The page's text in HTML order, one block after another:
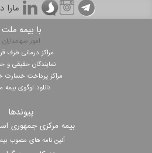
مارا
پیوندها
بیمه مرکزی جمهوری
آئین نامه های مصوب
با بیمه ملت
امور سهامداران
مراکز درمانی طرف
نمایندگان حقیقی و
مراکز پرداخت خسارت
دانلود لوگوی